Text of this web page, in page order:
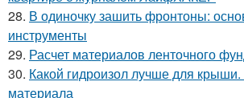
28. В одиночку зашить фронтоны:
инструменты
29. Расчет материалов ленточного
30. Какой гидроизол лучше для
материала